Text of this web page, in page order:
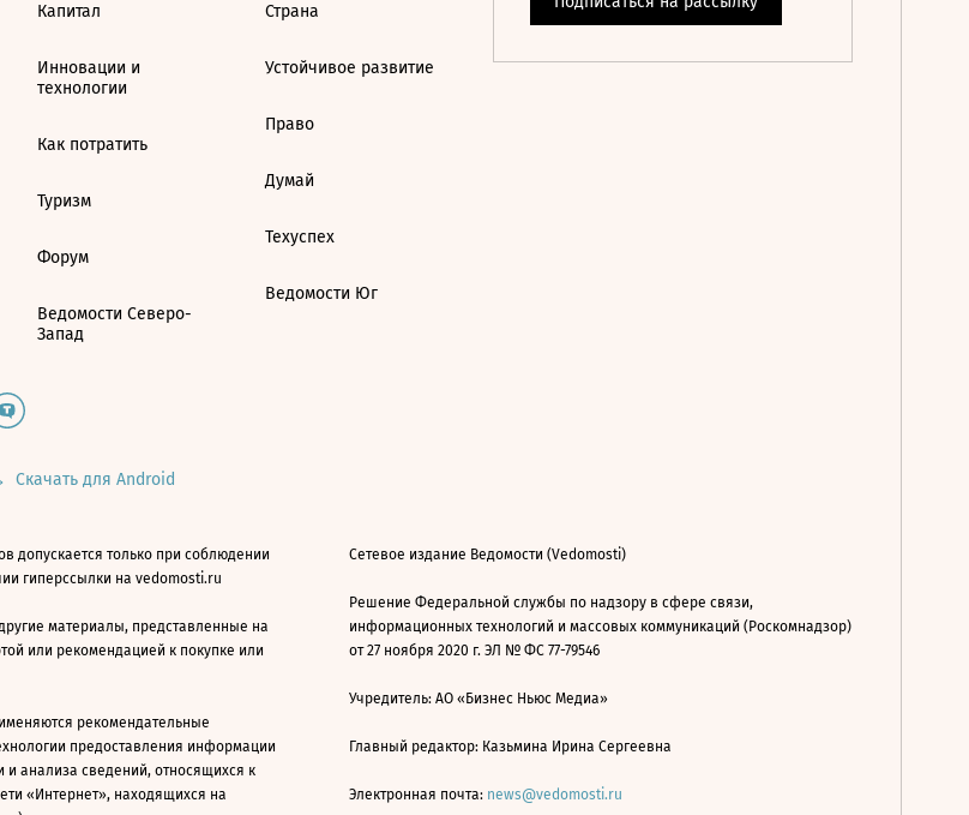
Капитал
Инновации и
технологии
Как потратить
Туризм
Форум
Ведомости Северо-
Запад
Страна
Устойчивое развитие
Право
Думай
Техуспех
Ведомости Юг
Скачать для Android
допускается только при соблюдении
гиперссылки на vedomosti.ru
материалы, представленные на
или рекомендацией к покупке или
рекомендательные
предоставления информации
и анализа сведений, относящихся к
«Интернет», находящихся на
Сетевое издание Ведомости (Vedomosti)
Решение Федеральной службы по надзору в сфере связи,
информационных технологий и массовых коммуникаций (Роскомнадзор)
от 27 ноября 2020 г. ЭЛ № ФС 77-79546
Учредитель: АО «Бизнес Ньюс Медиа»
Главный редактор: Казьмина Ирина Сергеевна
Электронная почта: news@vedomosti.ru